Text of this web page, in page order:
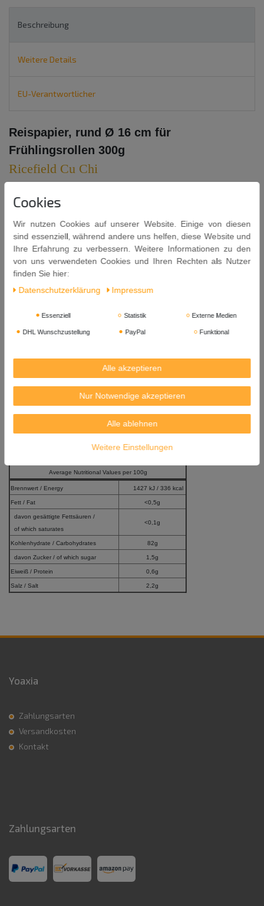
Beschreibung
Weitere Details
EU-Verantwortlicher
Reispapier, rund Ø 16 cm für
Frühlingsrollen 300g
Ricefield Cu Chi
tauchen und anschließend auf einem Küchentuch ca. 1-2 Minuten
weich werden lassen. Wenn das Reispapier weich genug ist, kann
mit dem Einrollen von beliebigen Zutaten wie Gemüse,
Glasnudeln und Fleisch begonnen werden.
Kreyenhop & Kluge GmbH & Co. KG Lebensmittelimport
28876 Oyten
Das Verpackungsdesign kann vom Foto abweichen!
Average Nutritional Values per 100g
Brennwert / Energy 1427 kJ / 336 kcal
Fett / Fat <0,5g
davon gesättigte Fettsäuren /
of which saturates
<0,1g
Kohlenhydrate / Carbohydrates 82g
davon Zucker / of which sugar 1,5g
Eiweiß / Protein 0,6g
Salz / Salt 2,2g
Yoaxia
Zahlungsarten
Versandkosten
Kontakt
Zahlungsarten
Cookies
Wir nutzen Cookies auf unserer Website. Einige von diesen
sind essenziell, während andere uns helfen, diese Website und
Ihre Erfahrung zu verbessern. Weitere Informationen zu den
von uns verwendeten Cookies und Ihren Rechten als Nutzer
finden Sie hier:
Daten­schutz­erklärung
Impressum
Essenziell Statistik Externe Medien
DHL Wunschzustellung PayPal Funktional
Alle akzeptieren
Nur Notwendige akzeptieren
Alle ablehnen
Weitere Einstellungen